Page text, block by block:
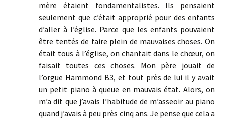
mère étaient fondamentalistes. Ils pensaient
seulement que c’était approprié pour des enfants
d’aller à l’église. Parce que les enfants pouvaient
être tentés de faire plein de mauvaises choses. On
était tous à l’église, on chantait dans le chœur, on
faisait toutes ces choses. Mon père jouait de
l’orgue Hammond B3, et tout près de lui il y avait
un petit piano à queue en mauvais état. Alors, on
m’a dit que j’avais l’habitude de m’asseoir au piano
quand j’avais à peu près cinq ans. Je pense que cela a